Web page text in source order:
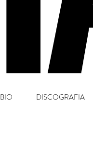
BIO DISCOGRAFIA